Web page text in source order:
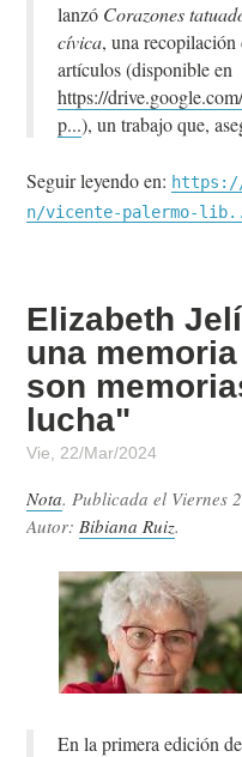
lanzó Corazones
cívica, una recopilación
artículos (disponible en
https://
p...), un trabajo que,
Seguir leyendo en:
n/vicente-palermo-
Elizabeth
una
son
lucha"
Vie, 22/Mar/2024
Nota. Publicada el Viernes
Autor:Bibiana Ruiz.
En la primera edición de